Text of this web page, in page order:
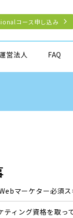
コース申し込み
営法人 FAQ
マーケター必須
ティング資格を取っ